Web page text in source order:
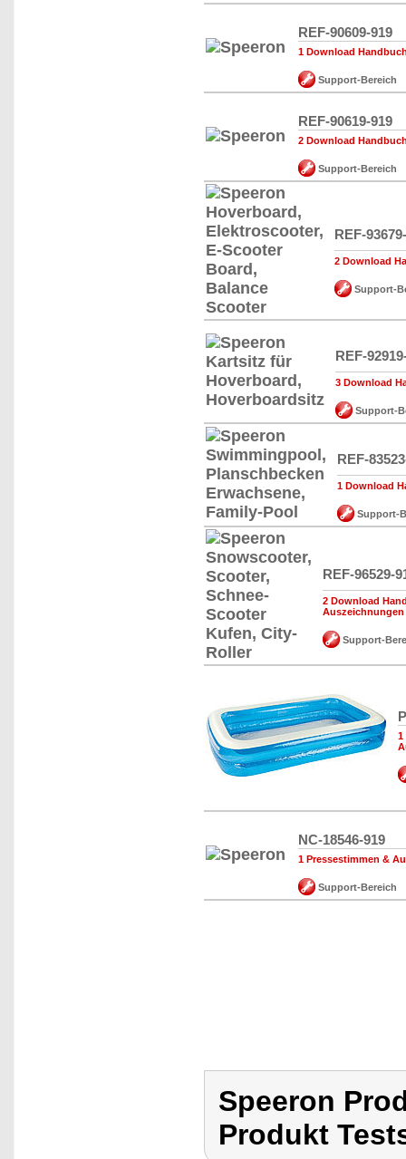
REF-90609-919
1 Download
Support-Bereich
REF-90619-919
2 Download
Support-Bereich
REF-
2 Download
Support-
REF-
3 Download
Support-
REF-
1 Download
Support-
REF-96529-
2 Download
Auszeichnungen
Support-
1
NC-18546-919
1 Pressestimmen &
Support-Bereich
Speeron
Produkt